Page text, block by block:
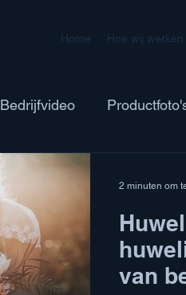
Home Hoe wij werken
Bedrijfvideo
van
2 minuten om